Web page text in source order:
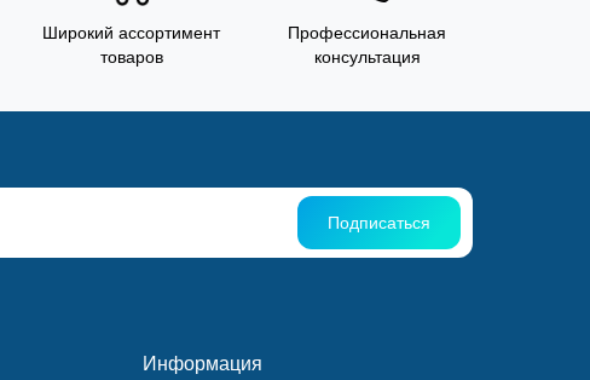
Широкий ассортимент
товаров
Профессиональная
консультация
Подписаться
Информация